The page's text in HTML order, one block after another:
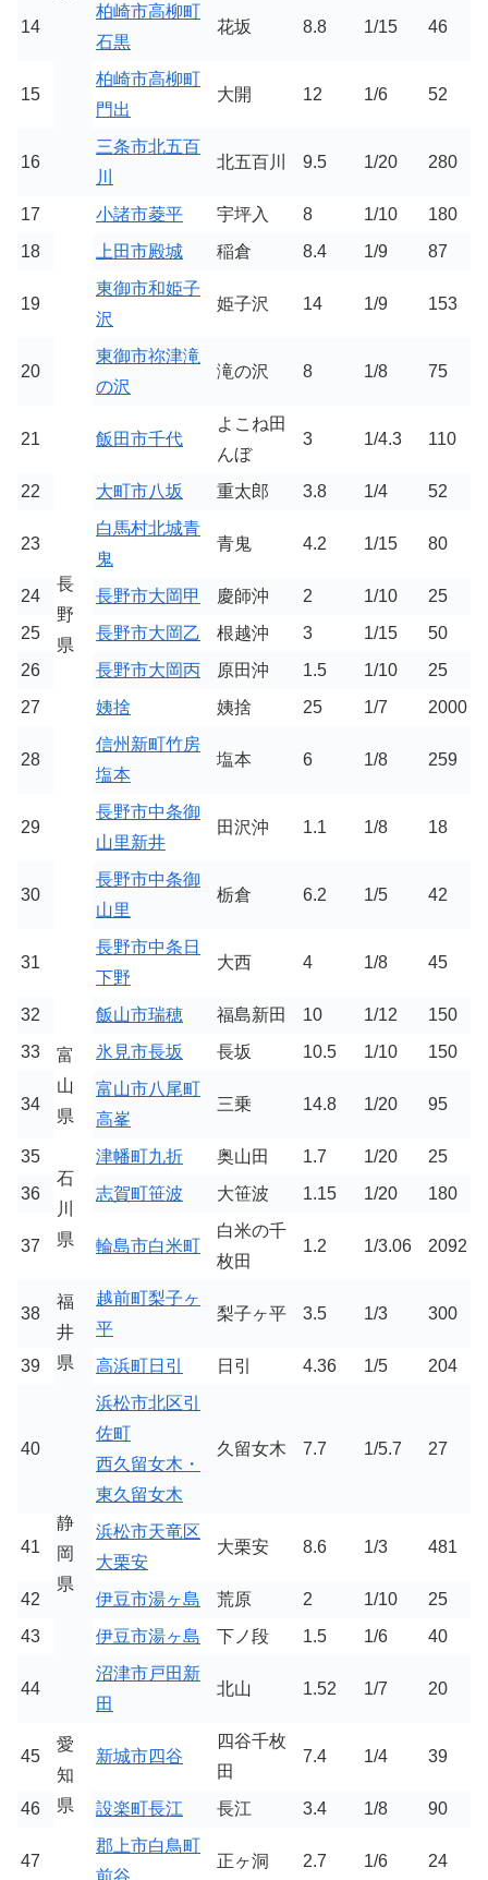
14
柏崎市高柳町
石黒
花坂 8.8 1/15 46
15
柏崎市高柳町
門出
大開 12 1/6 52
16
三条市北五百
川
北五百川 9.5 1/20 280
17
長
野
県
小諸市菱平 宇坪入 8 1/10
180
18
上田市殿城 稲倉 8.4 1/9 87
19
東御市和姫子
沢
姫子沢 14 1/9 153
20
東御市祢津滝
の沢
滝の沢 8 1/8 75
21 飯田市千代
よこね田
んぼ
3 1/4.3 110
22 大町市八坂 重太郎 3.8 1/4 52
23
白馬村北城青
鬼
青鬼 4.2 1/15 80
24 長野市大岡甲 慶師沖 2 1/10
25
25
長野市大岡乙 根越沖 3 1/15
50
26
長野市大岡丙 原田沖 1.5 1/10
25
27
姨捨 姨捨 25 1/7 2000
28
信州新町竹房
塩本
塩本 6 1/8 259
29
長野市中条御
山里新井
田沢沖 1.1 1/8 18
30
長野市中条御
山里
栃倉 6.2 1/5 42
31
長野市中条日
下野
大西 4 1/8 45
32 飯山市瑞穂 福島新田 10 1/12
150
33
富
山
県
氷見市長坂 長坂 10.5 1/10 150
34
富山市八尾町
高峯
三乗 14.8 1/20 95
35
石
川
県
津幡町九折 奥山田 1.7 1/20
25
36
志賀町笹波 大笹波 1.15 1/20 180
37 輪島市白米町
白米の千
枚田
1.2 1/3.06 2092
38
福
井
県
越前町梨子ヶ
平
梨子ヶ平 3.5 1/3 300
39 高浜町日引 日引 4.36 1/5 204
40
静
岡
県
浜松市北区引
佐町
西久留女木・
東久留女木
久留女木 7.7 1/5.7 27
41
浜松市天竜区
大栗安
大栗安 8.6 1/3 481
42 伊豆市湯ヶ島 荒原 2 1/10
25
43
伊豆市湯ヶ島 下ノ段 1.5 1/6 40
44
沼津市戸田新
田
北山 1.52 1/7 20
45
愛
知
県
新城市四谷
四谷千枚
田
7.4 1/4 39
46 設楽町長江 長江 3.4 1/8 90
47
郡上市白鳥町
前谷
正ヶ洞 2.7 1/6 24